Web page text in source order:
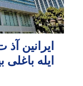
ایرانین
ایله باغلی